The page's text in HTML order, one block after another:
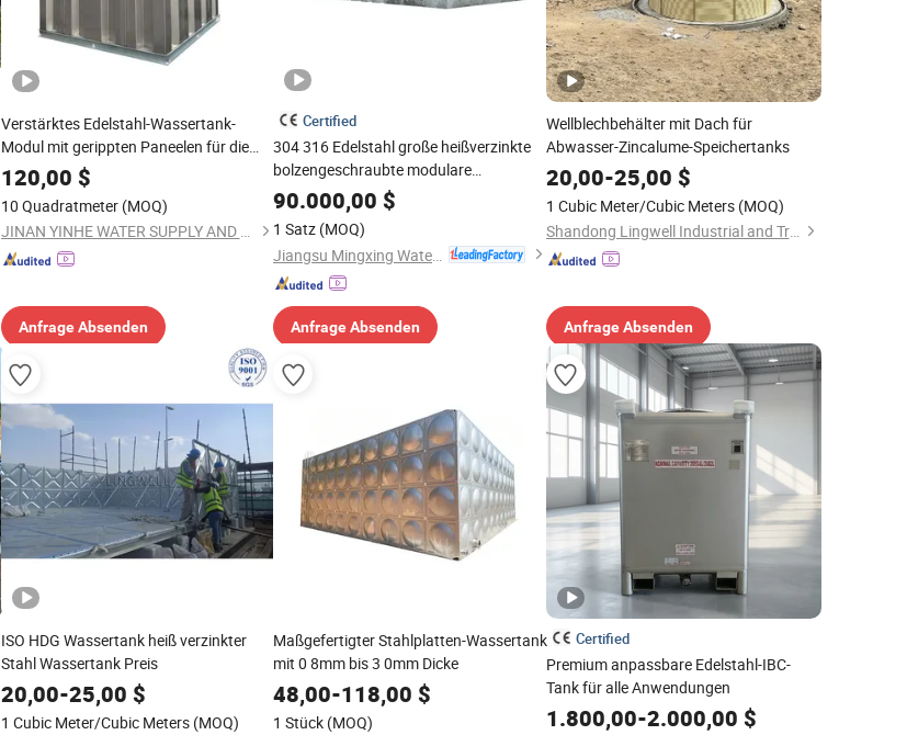
Verstärktes Edelstahl-Wassertank-
Modul mit gerippten Paneelen für die
unterirdische Installation in Afrika mit
Korrosionsschutz
120,00 $
10 Quadratmeter (MOQ)
JINAN YINHE WATER SUPPLY AND DRAINAGE EQUIPMENT CO., LTD.
Anfrage Absenden
Certified
304 316 Edelstahl große heißverzinkte
bolzengeschraubte modulare
doppelseitige ribbenverstärkte
Trinkwassertank für landwirtschaftliche
Fabrik
90.000,00 $
1 Satz (MOQ)
Anfrage Absenden
Wellblechbehälter mit Dach für
Abwasser-Zincalume-Speichertanks
20,00-25,00 $
1 Cubic Meter/Cubic Meters (MOQ)
Shandong Lingwell Industrial and Trading Co., Ltd.
Anfrage Absenden
ISO HDG Wassertank heiß verzinkter
Stahl Wassertank Preis
20,00-25,00 $
1 Cubic Meter/Cubic Meters (MOQ)
Maßgefertigter Stahlplatten-Wassertank
mit 0 8mm bis 3 0mm Dicke
48,00-118,00 $
1 Stück (MOQ)
Certified
Premium anpassbare Edelstahl-IBC-
Tank für alle Anwendungen
1.800,00-2.000,00 $